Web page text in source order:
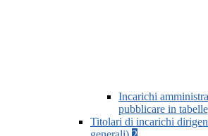
Incarichi
pubblicare in
Titolari di incarichi